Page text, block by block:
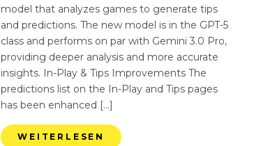
model that analyzes games to generate tips
and predictions. The new model is in the GPT-5
class and performs on par with Gemini 3.0 Pro,
providing deeper analysis and more accurate
insights. In-Play & Tips Improvements The
predictions list on the In-Play and Tips pages
has been enhanced […]
WEITERLESEN